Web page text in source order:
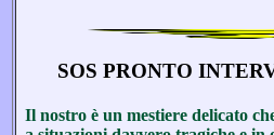
SOS PRONTO
Il nostro è un mestiere delicato